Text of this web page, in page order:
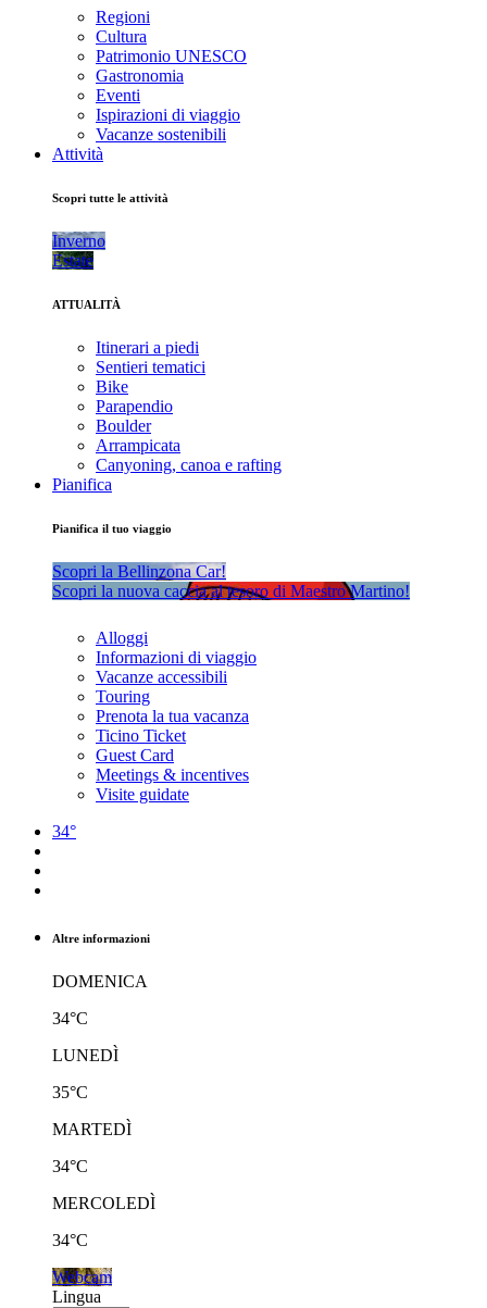
Regioni
Cultura
Patrimonio UNESCO
Gastronomia
Eventi
Ispirazioni di viaggio
Vacanze sostenibili
Attività
Scopri tutte le attività
Inverno
Estate
ATTUALITÀ
Itinerari a piedi
Sentieri tematici
Bike
Parapendio
Boulder
Arrampicata
Canyoning, canoa e rafting
Pianifica
Pianifica il tuo viaggio
Scopri la Bellinzona Car!
Scopri la nuova caccia al tesoro di Maestro Martino!
Alloggi
Informazioni di viaggio
Vacanze accessibili
Touring
Prenota la tua vacanza
Ticino Ticket
Guest Card
Meetings & incentives
Visite guidate
34°
Altre informazioni
DOMENICA
34°C
LUNEDÌ
35°C
MARTEDÌ
34°C
MERCOLEDÌ
34°C
Webcam
Lingua